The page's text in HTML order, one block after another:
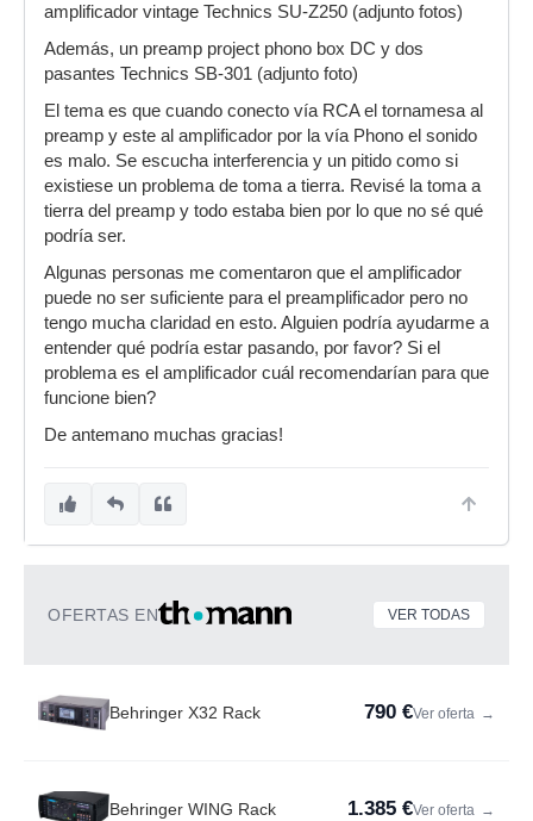
amplificador vintage Technics SU-Z250 (adjunto fotos)
Además, un preamp project phono box DC y dos
pasantes Technics SB-301 (adjunto foto)
El tema es que cuando conecto vía RCA el tornamesa al
preamp y este al amplificador por la vía Phono el sonido
es malo. Se escucha interferencia y un pitido como si
existiese un problema de toma a tierra. Revisé la toma a
tierra del preamp y todo estaba bien por lo que no sé qué
podría ser.
Algunas personas me comentaron que el amplificador
puede no ser suficiente para el preamplificador pero no
tengo mucha claridad en esto. Alguien podría ayudarme a
entender qué podría estar pasando, por favor? Si el
problema es el amplificador cuál recomendarían para que
funcione bien?
De antemano muchas gracias!
OFERTAS EN VER TODAS
Behringer X32 Rack 790 €Ver oferta →
Behringer WING Rack 1.385 €Ver oferta →